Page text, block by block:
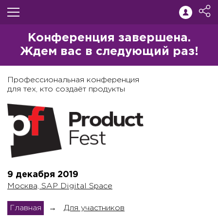
Конференция завершена.
Ждем вас в следующий раз!
Профессиональная конференция
для тех, кто создаёт продукты
9 декабря 2019
Москва, SAP Digital Space
Главная → Для участников